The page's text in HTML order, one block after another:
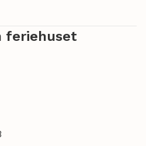
feriehuset